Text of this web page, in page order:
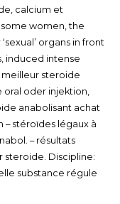
calcium et
women, the
organs in front
induced intense
meilleur steroide
oral oder injektion,
anabolisant achat
– stéroïdes légaux à
– résultats
steroide. Discipline:
substance régule